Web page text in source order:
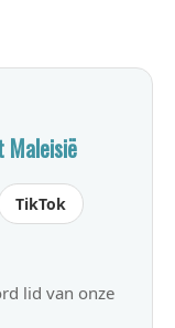
Maleisië
TikTok
lid van onze